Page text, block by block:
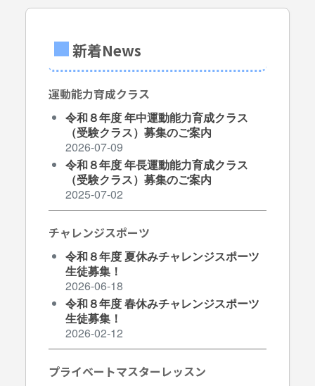
ペ
新着News
運動能力育成クラス
令和８年度 年中運動能力育成クラス
（受験クラス）募集のご案内
2026-07-09
令和８年度 年長運動能力育成クラス
（受験クラス）募集のご案内
2025-07-02
チャレンジスポーツ
令和８年度 夏休みチャレンジスポーツ
生徒募集！
2026-06-18
令和８年度 春休みチャレンジスポーツ
生徒募集！
2026-02-12
プライベートマスターレッスン